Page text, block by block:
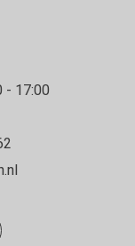
- 17:00